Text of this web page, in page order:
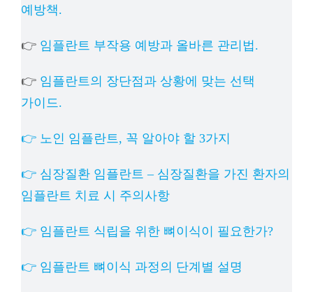
예방책.
👉 임플란트 부작용 예방과 올바른 관리법.
👉 임플란트의 장단점과 상황에 맞는 선택
가이드.
👉 노인 임플란트, 꼭 알아야 할 3가지
👉 심장질환 임플란트 – 심장질환을 가진 환자의
임플란트 치료 시 주의사항
👉 임플란트 식립을 위한 뼈이식이 필요한가?
👉 임플란트 뼈이식 과정의 단계별 설명